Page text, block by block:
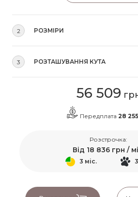
2 РОЗМІРИ
3 РОЗТАШУВАННЯ КУТА
56 509
Передплата 28 255
Розстрочка:
Від 18 836 грн /
3 міс.